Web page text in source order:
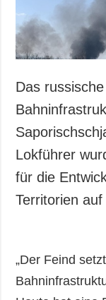
Das
Lokführer
für die
Territorien
„Der Feind